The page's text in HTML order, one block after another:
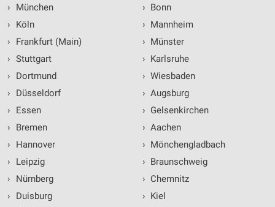
›
München
›
Köln
›
Frankfurt (Main)
› Stuttgart
›
Dortmund
›
Düsseldorf
›
Essen
›
Bremen
›
Hannover
›
Leipzig
›
Nürnberg
›
Duisburg
› Bonn
› Mannheim
› Münster
› Karlsruhe
› Wiesbaden
› Augsburg
› Gelsenkirchen
› Aachen
› Mönchengladbach
› Braunschweig
› Chemnitz
› Kiel